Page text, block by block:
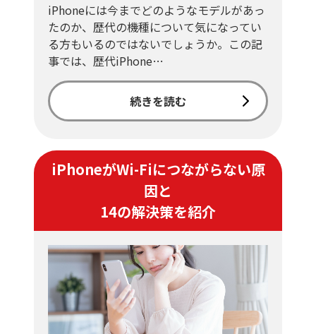
iPhoneには今までどのようなモデルがあっ
たのか、歴代の機種について気になってい
る方もいるのではないでしょうか。この記
事では、歴代iPhone…
続きを読む
iPhoneがWi-Fiにつながらない原
因と
14の解決策を紹介